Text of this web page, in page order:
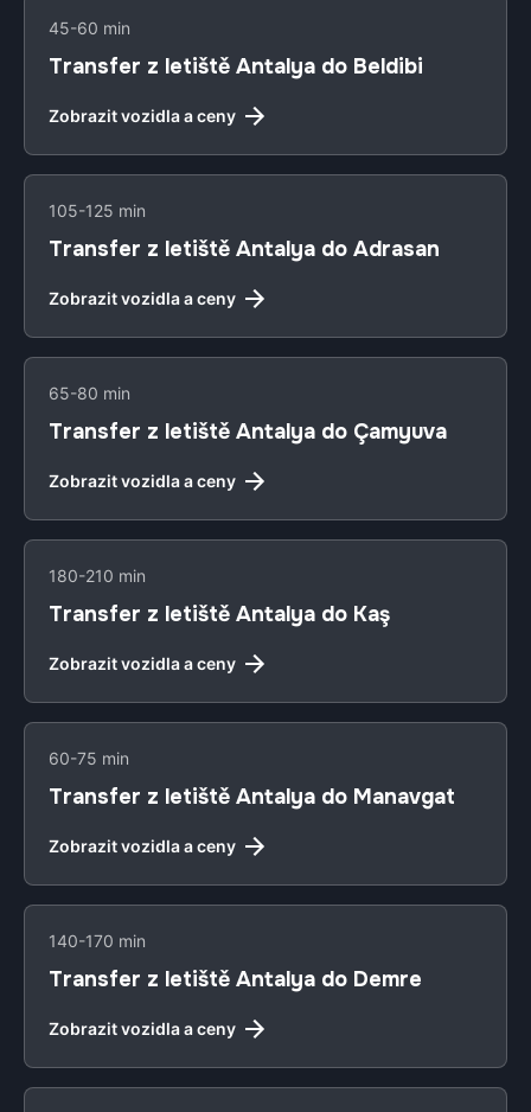
45-60 min
Transfer z letiště Antalya do Beldibi
Zobrazit vozidla a ceny
105-125 min
Transfer z letiště Antalya do Adrasan
Zobrazit vozidla a ceny
65-80 min
Transfer z letiště Antalya do Çamyuva
Zobrazit vozidla a ceny
180-210 min
Transfer z letiště Antalya do Kaş
Zobrazit vozidla a ceny
60-75 min
Transfer z letiště Antalya do Manavgat
Zobrazit vozidla a ceny
140-170 min
Transfer z letiště Antalya do Demre
Zobrazit vozidla a ceny